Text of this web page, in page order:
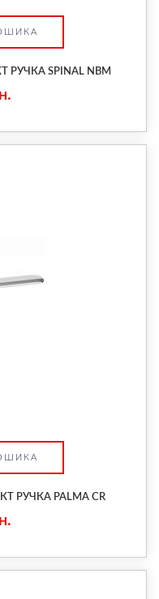
РУЧКА SPINAL NBM
РУЧКА PALMA CR